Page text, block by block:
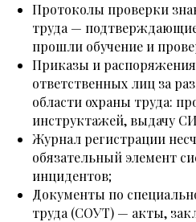
Протоколы проверки
труда —
прошли обучение и
Приказы и
ответственных лиц за
области охраны труда:
инструктажей, выдачу
Журнал регистрации
обязательный элемент
инцидентов;
Документы по
труда (СОУТ) — акты,